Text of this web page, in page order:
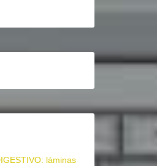
láminas